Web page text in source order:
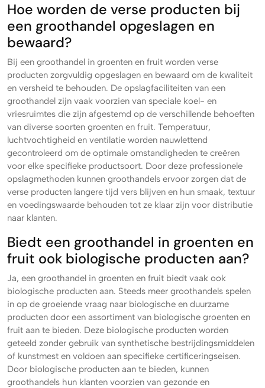
Hoe worden de verse producten bij
een groothandel opgeslagen en
bewaard?
Bij een groothandel in groenten en fruit worden verse
producten zorgvuldig opgeslagen en bewaard om de kwaliteit
en versheid te behouden. De opslagfaciliteiten van een
groothandel zijn vaak voorzien van speciale koel- en
vriesruimtes die zijn afgestemd op de verschillende behoeften
van diverse soorten groenten en fruit. Temperatuur,
luchtvochtigheid en ventilatie worden nauwlettend
gecontroleerd om de optimale omstandigheden te creëren
voor elke specifieke productsoort. Door deze professionele
opslagmethoden kunnen groothandels ervoor zorgen dat de
verse producten langere tijd vers blijven en hun smaak, textuur
en voedingswaarde behouden tot ze klaar zijn voor distributie
naar klanten.
Biedt een groothandel in groenten en
fruit ook biologische producten aan?
Ja, een groothandel in groenten en fruit biedt vaak ook
biologische producten aan. Steeds meer groothandels spelen
in op de groeiende vraag naar biologische en duurzame
producten door een assortiment van biologische groenten en
fruit aan te bieden. Deze biologische producten worden
geteeld zonder gebruik van synthetische bestrijdingsmiddelen
of kunstmest en voldoen aan specifieke certificeringseisen.
Door biologische producten aan te bieden, kunnen
groothandels hun klanten voorzien van gezonde en